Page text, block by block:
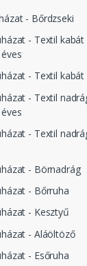
- Bőrdzseki
- Textil kabát
- Textil kabát
- Textil
- Textil
- Börnadrág
- Bőrruha
- Kesztyű
- Aláöltöző
- Esőruha